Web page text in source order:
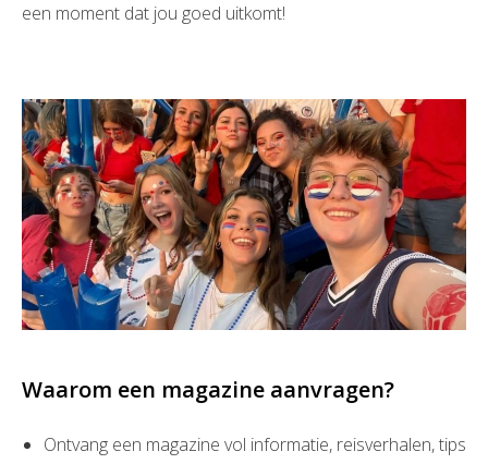
een moment dat jou goed uitkomt!
Waarom een magazine aanvragen?
Ontvang een magazine vol informatie, reisverhalen, tips